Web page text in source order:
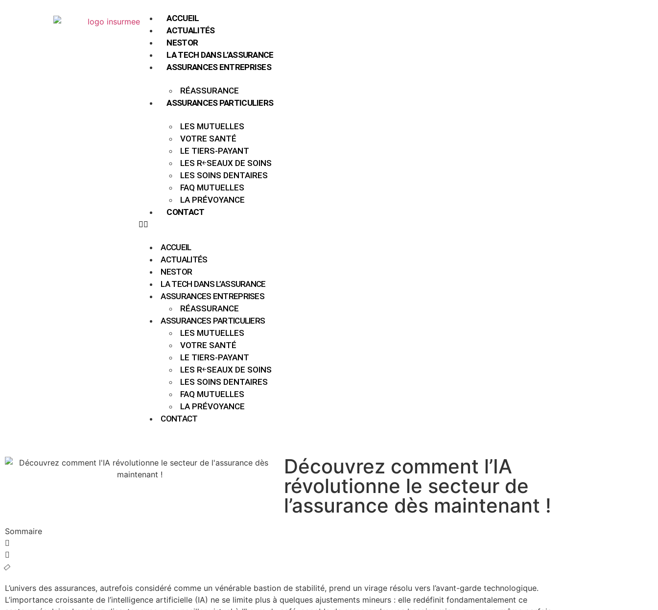
ACCUEIL
ACTUALITÉS
NESTOR
LA TECH DANS L’ASSURANCE
ASSURANCES ENTREPRISES
RÉASSURANCE
ASSURANCES PARTICULIERS
LES MUTUELLES
VOTRE SANTÉ
LE TIERS-PAYANT
LES R￩SEAUX DE SOINS
LES SOINS DENTAIRES
FAQ MUTUELLES
LA PRÉVOYANCE
CONTACT
ACCUEIL
ACTUALITÉS
NESTOR
LA TECH DANS L’ASSURANCE
ASSURANCES ENTREPRISES
RÉASSURANCE
ASSURANCES PARTICULIERS
LES MUTUELLES
VOTRE SANTÉ
LE TIERS-PAYANT
LES R￩SEAUX DE SOINS
LES SOINS DENTAIRES
FAQ MUTUELLES
LA PRÉVOYANCE
CONTACT
Découvrez comment l’IA
révolutionne le secteur de
l’assurance dès maintenant !
Sommaire
L’univers des assurances, autrefois considéré comme un vénérable bastion de stabilité, prend un virage résolu vers l’avant-garde technologique.
L’importance croissante de l’intelligence artificielle (IA) ne se limite plus à quelques ajustements mineurs : elle redéfinit fondamentalement ce